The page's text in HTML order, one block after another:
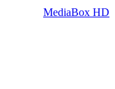
MediaBox HD